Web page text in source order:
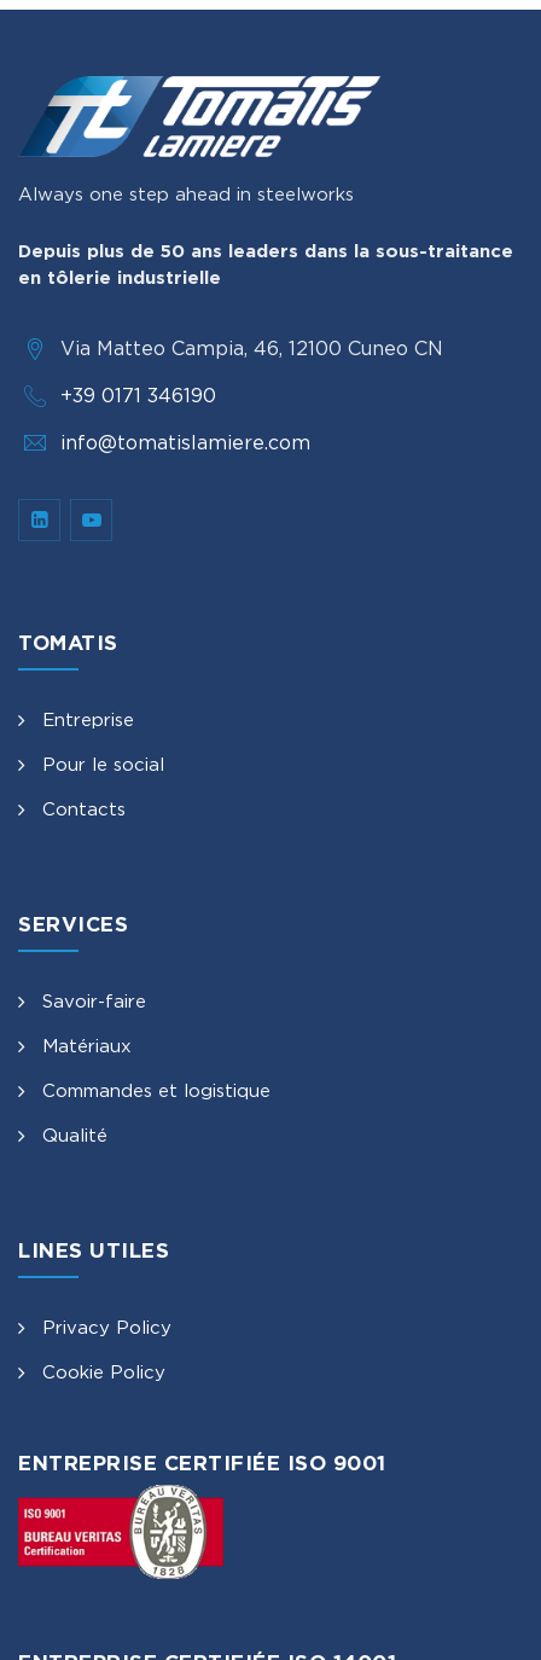
Always one step ahead in steelworks
Depuis plus de 50 ans leaders dans la sous-traitance
en tôlerie industrielle
Via Matteo Campia, 46, 12100 Cuneo CN
+39 0171 346190
info@tomatislamiere.com
TOMATIS
Entreprise
Pour le social
Contacts
SERVICES
Savoir-faire
Matériaux
Commandes et logistique
Qualité
LINES UTILES
Privacy Policy
Cookie Policy
ENTREPRISE CERTIFIÉE ISO 9001